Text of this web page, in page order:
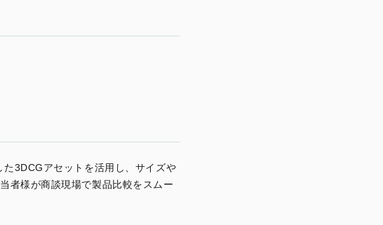
3DCGアセットを活用し、サイズや
者様が商談現場で製品比較をスムー